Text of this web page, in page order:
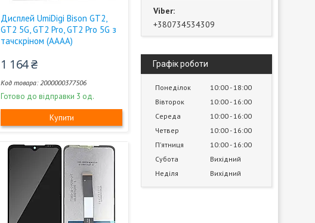
Дисплей UmiDigi Bison GT2,
GT2 5G, GT2 Pro, GT2 Pro 5G з
тачскріном (AAAA)
1 164 ₴
2000000377506
Готово до відправки 3 од.
Купити
+380734534309
Графік роботи
Понеділок 10:00 18:00
Вівторок
10:00 16:00
Середа
10:00 16:00
Четвер
10:00 16:00
Пʼятниця
10:00 16:00
Субота
Вихідний
Неділя
Вихідний